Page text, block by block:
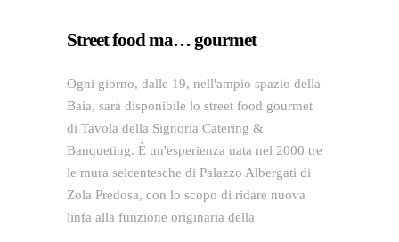
Street food ma… gourmet
Ogni giorno, dalle 19, nell'ampio spazio della
Baia, sarà disponibile lo street food gourmet
di Tavola della Signoria Catering &
Banqueting. È un'esperienza nata nel 2000 tre
le mura seicentesche di Palazzo Albergati di
Zola Predosa, con lo scopo di ridare nuova
linfa alla funzione originaria della